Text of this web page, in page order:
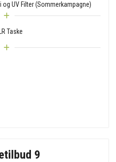
og UV Filter (Sommerkampagne)
Taske
9